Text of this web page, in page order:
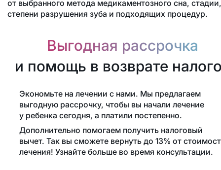
от выбранного метода медикаментозного сна, стадии,
степени разрушения зуба и подходящих процедур.
Выгодная рассрочка
и помощь в возврате
Экономьте на лечении с нами. Мы предлагаем
выгодную рассрочку, чтобы вы начали лечение
у ребенка сегодня, а платили постепенно.
Дополнительно помогаем получить налоговый
вычет. Так вы сможете вернуть до 13% от
лечения! Узнайте больше во время консультации.